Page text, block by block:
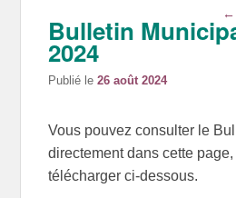
←
Bulletin
2024
Publié le26 août 2024
Vous pouvez consulter le
directement dans cette
télécharger ci-dessous.